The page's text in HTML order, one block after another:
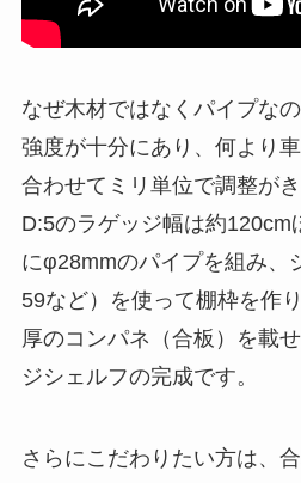
なぜ木材ではなくパイプな
強度が十分にあり、何より
合わせてミリ単位で調整が
D:5のラゲッジ幅は約120cm
にφ28mmのパイプを組み、
59など）を使って棚枠を作
厚のコンパネ（合板）を載
ジシェルフの完成です。
さらにこだわりたい方は、